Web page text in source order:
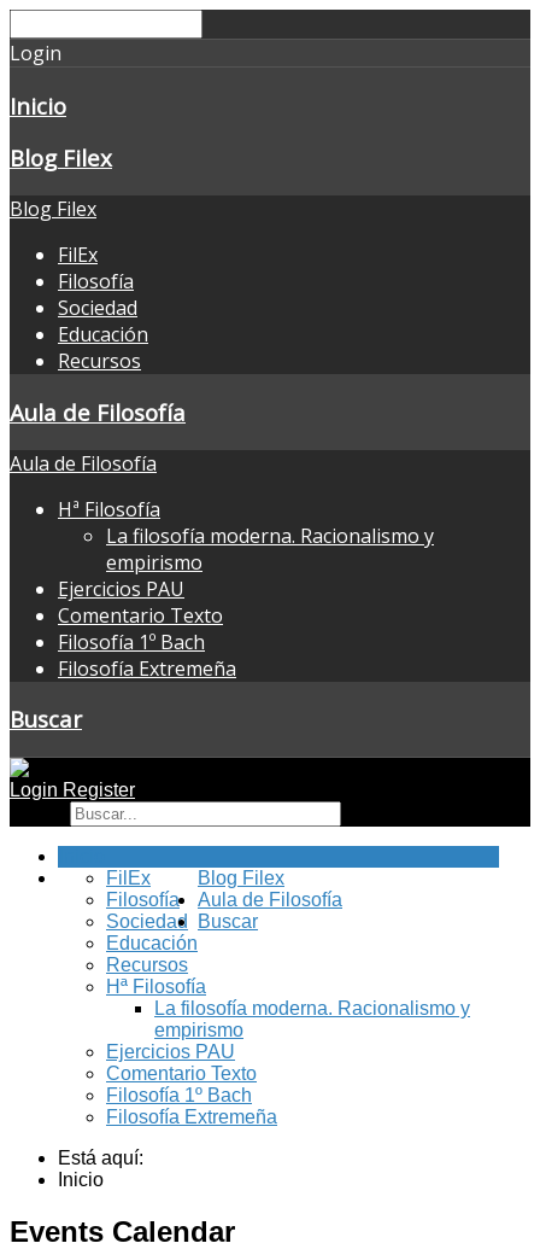
Login
Inicio
Blog Filex
Blog Filex
FilEx
Filosofía
Sociedad
Educación
Recursos
Aula de Filosofía
Aula de Filosofía
Hª Filosofía
La filosofía moderna. Racionalismo y
empirismo
Ejercicios PAU
Comentario Texto
Filosofía 1º Bach
Filosofía Extremeña
Buscar
Login Register
Blog Filex
FilEx
Filosofía
Sociedad
Educación
Recursos
Aula de Filosofía
Hª Filosofía
La filosofía moderna. Racionalismo y
empirismo
Ejercicios PAU
Comentario Texto
Filosofía 1º Bach
Filosofía Extremeña
Buscar
Está aquí:
Inicio
Events Calendar